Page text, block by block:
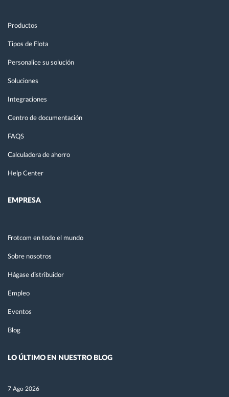
Productos
Tipos de Flota
Personalice su solución
Soluciones
Integraciones
Centro de documentación
FAQS
Calculadora de ahorro
Help Center
EMPRESA
Frotcom en todo el mundo
Sobre nosotros
Hágase distribuidor
Empleo
Eventos
Blog
LO ÚLTIMO EN NUESTRO BLOG
7 Ago 2026